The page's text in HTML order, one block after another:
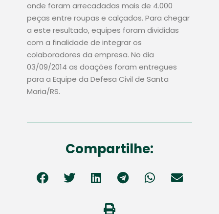
onde foram arrecadadas mais de 4.000
peças entre roupas e calçados. Para chegar
a este resultado, equipes foram divididas
com a finalidade de integrar os
colaboradores da empresa. No dia
03/09/2014 as doações foram entregues
para a Equipe da Defesa Civil de Santa
Maria/RS.
Compartilhe: